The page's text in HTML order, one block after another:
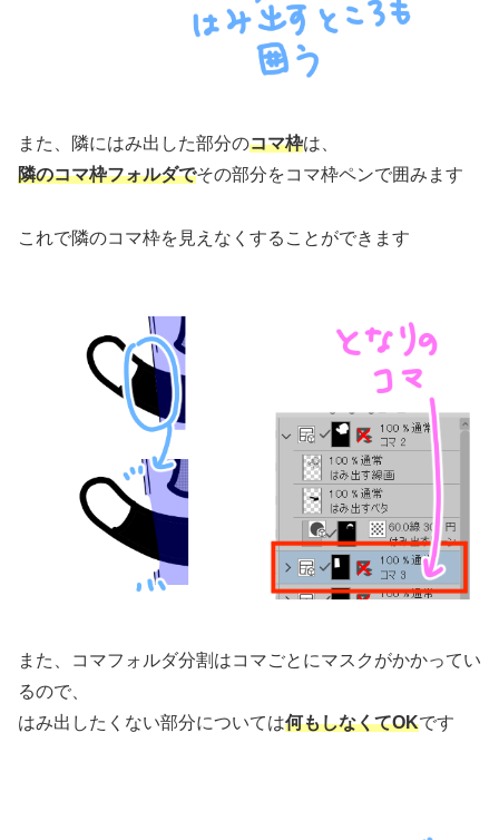
また、隣にはみ出した部分のコマ枠は、
隣のコマ枠フォルダでその部分をコマ枠ペンで囲みます
これで隣のコマ枠を見えなくすることができます
また、コマフォルダ分割はコマごとにマスクがかかってい
るので、
はみ出したくない部分については何もしなくてOKです